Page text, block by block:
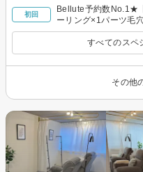
初回
Bellute予約数No.1★
ーリング×1パーツ毛
すべてのスペ
その他